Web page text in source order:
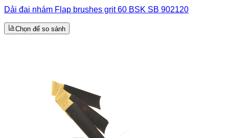
Dải đai nhám Flap brushes grit 60 BSK SB 902120
Chọn để so sánh